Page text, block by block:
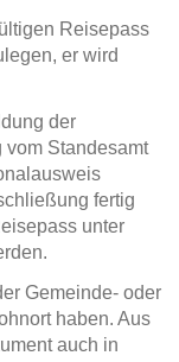
Reisepass
er wird
der
Standesamt
fertig
unter
Gemeinde- oder
haben. Aus
auch in